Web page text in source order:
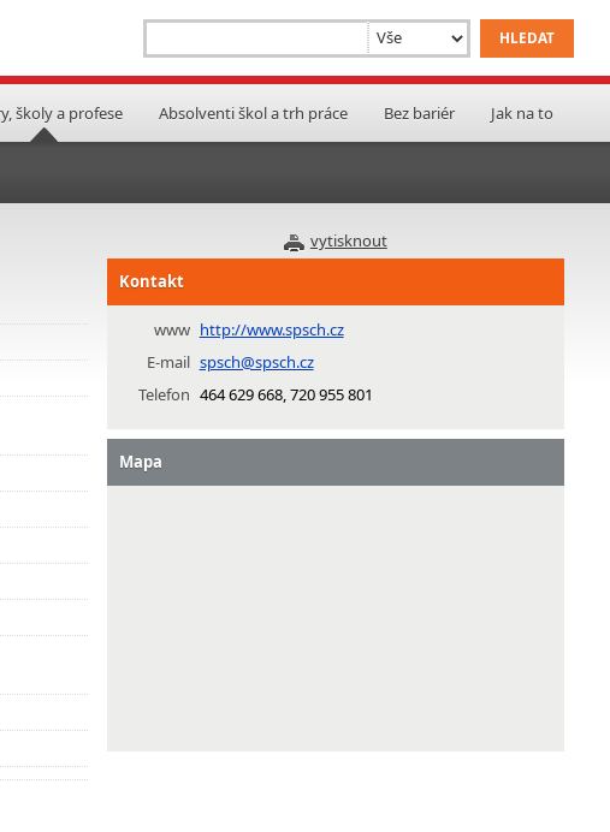
školy a profese Absolventi škol a trh práce Bez bariér Jak na to
vytisknout
Kontakt
www http://www.spsch.cz
E-mail spsch@spsch.cz
Telefon 464 629 668, 720 955 801
Mapa